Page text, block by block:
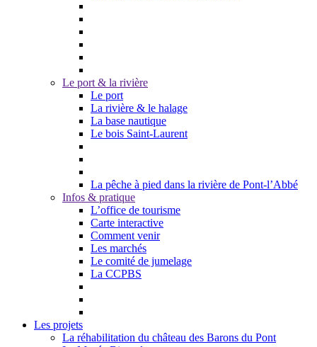
Le port & la rivière
Le port
La rivière & le halage
La base nautique
Le bois Saint-Laurent
La pêche à pied dans la rivière de Pont-l’Abbé
Infos & pratique
L’office de tourisme
Carte interactive
Comment venir
Les marchés
Le comité de jumelage
La CCPBS
Les projets
La réhabilitation du château des Barons du Pont